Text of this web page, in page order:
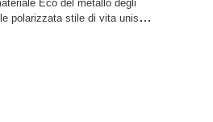
Eco del metallo degli
polarizzata stile di vita unisex